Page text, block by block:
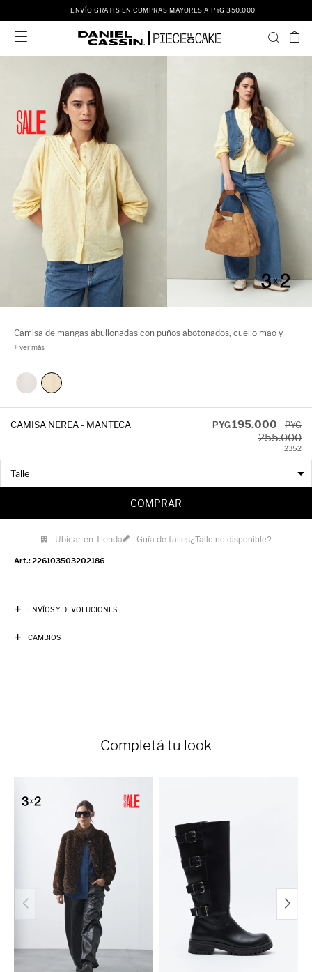
ENVÍO GRATIS EN COMPRAS MAYORES A PYG 350.000

Camisa de mangas abullonadas con puños abotonados, cuello mao y
delicados calados centrales. Hecha 100% de algodón.
CAMISA NEREA - MANTECA PYG195.000 PYG
255.000
2352
COMPRAR
Ubicar en Tienda Guía de talles¿Talle no disponible?
226103503202186
ENVÍOS Y DEVOLUCIONES
CAMBIOS
Completá tu look